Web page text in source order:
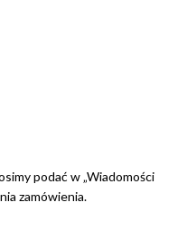
podać w „Wiadomości
zamówienia.